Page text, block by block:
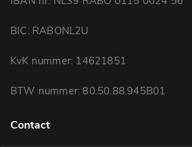
BIC: RABONL2U
KvK nummer: 14621851
BTW nummer: 80.50.88.945B01
Contact